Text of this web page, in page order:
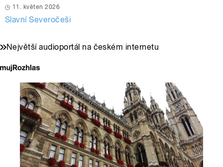
11. květen 2026
Slavní Severočeši
Největší audioportál na českém internetu